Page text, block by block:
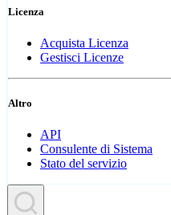
Licenza
Acquista Licenza
Gestisci Licenze
Altro
API
Consulente di Sistema
Stato del servizio